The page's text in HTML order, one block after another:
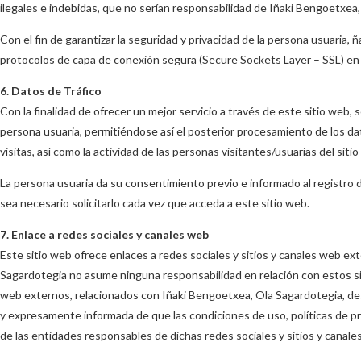
ilegales e indebidas, que no serían responsabilidad de Iñaki
Con el fin de garantizar la seguridad y privacidad de la persona
protocolos de capa de conexión segura (Secure Sockets Layer – SSL)
6. Datos de Tráfico
Con la finalidad de ofrecer un mejor servicio a través de este sitio
persona usuaria, permitiéndose así el posterior procesamiento de los
visitas, así como la actividad de las personas visitantes/usuarias del
La persona usuaria da su consentimiento previo e informado al
sea necesario solicitarlo cada vez que acceda a este sitio web.
7. Enlace a redes sociales y canales web
Este sitio web ofrece enlaces a redes sociales y sitios y canales web
Sagardotegia no asume ninguna responsabilidad en relación con estos
web externos, relacionados con Iñaki Bengoetxea, Ola Sagardotegia,
y expresamente informada de que las condiciones de uso, políticas de
de las entidades responsables de dichas redes sociales y sitios y